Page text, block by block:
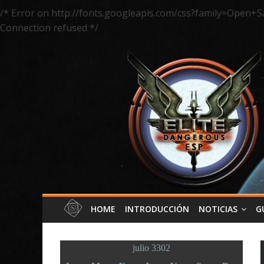
/* Error on http://fonts.googleapis.com/
Connection refused */
HOME INTRODUCCIÓN NOTICIAS
julio 3302